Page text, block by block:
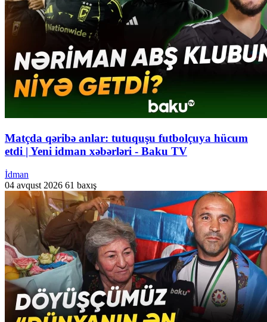
Matçda qəribə anlar: tutuquşu futbolçuya hücum
etdi | Yeni idman xəbərləri - Baku TV
İdman
04 avqust 2026 61 baxış